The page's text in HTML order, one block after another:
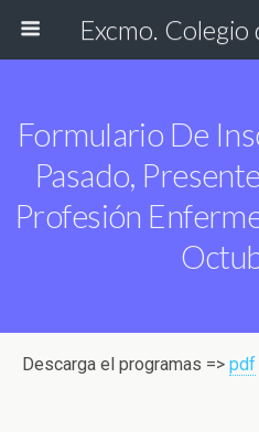
Formulario De
Pasado,
Profesión
Descarga el programas => pdf